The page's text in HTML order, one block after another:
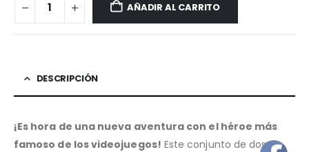
AÑADIR AL CARRITO
DESCRIPCIÓN
¡Es hora de una nueva aventura con el héroe más
famoso de los videojuegos! Este conjunto de dos